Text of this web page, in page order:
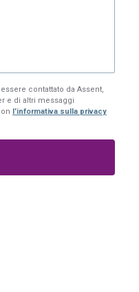
contattato da Assent,
e di altri messaggi
l’informativa sulla privacy